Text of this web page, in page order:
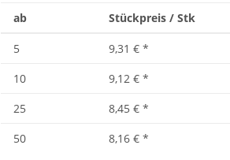
ab Stückpreis / Stk
5 9,31 € *
10
9,12 € *
25
8,45 € *
50
8,16 € *